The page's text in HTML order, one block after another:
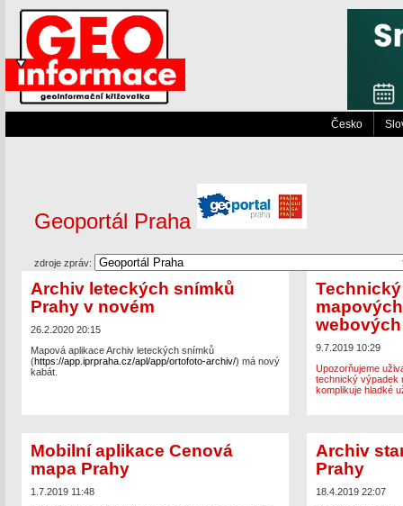
Česko
Geoportál Praha
zdroje zpráv:
Archiv leteckých snímků
Prahy v novém
26.2.2020 20:15
Mapová aplikace Archiv leteckých snímků
(https://app.iprpraha.cz/apl/app/ortofoto-archiv/) má nový
kabát.
9.7.2019 10:29
Upozorňujeme
technický výpadek
komplikuje hladké
Mobilní aplikace Cenová
mapa Prahy
1.7.2019 11:48
Archiv
Prahy
18.4.2019 22:07